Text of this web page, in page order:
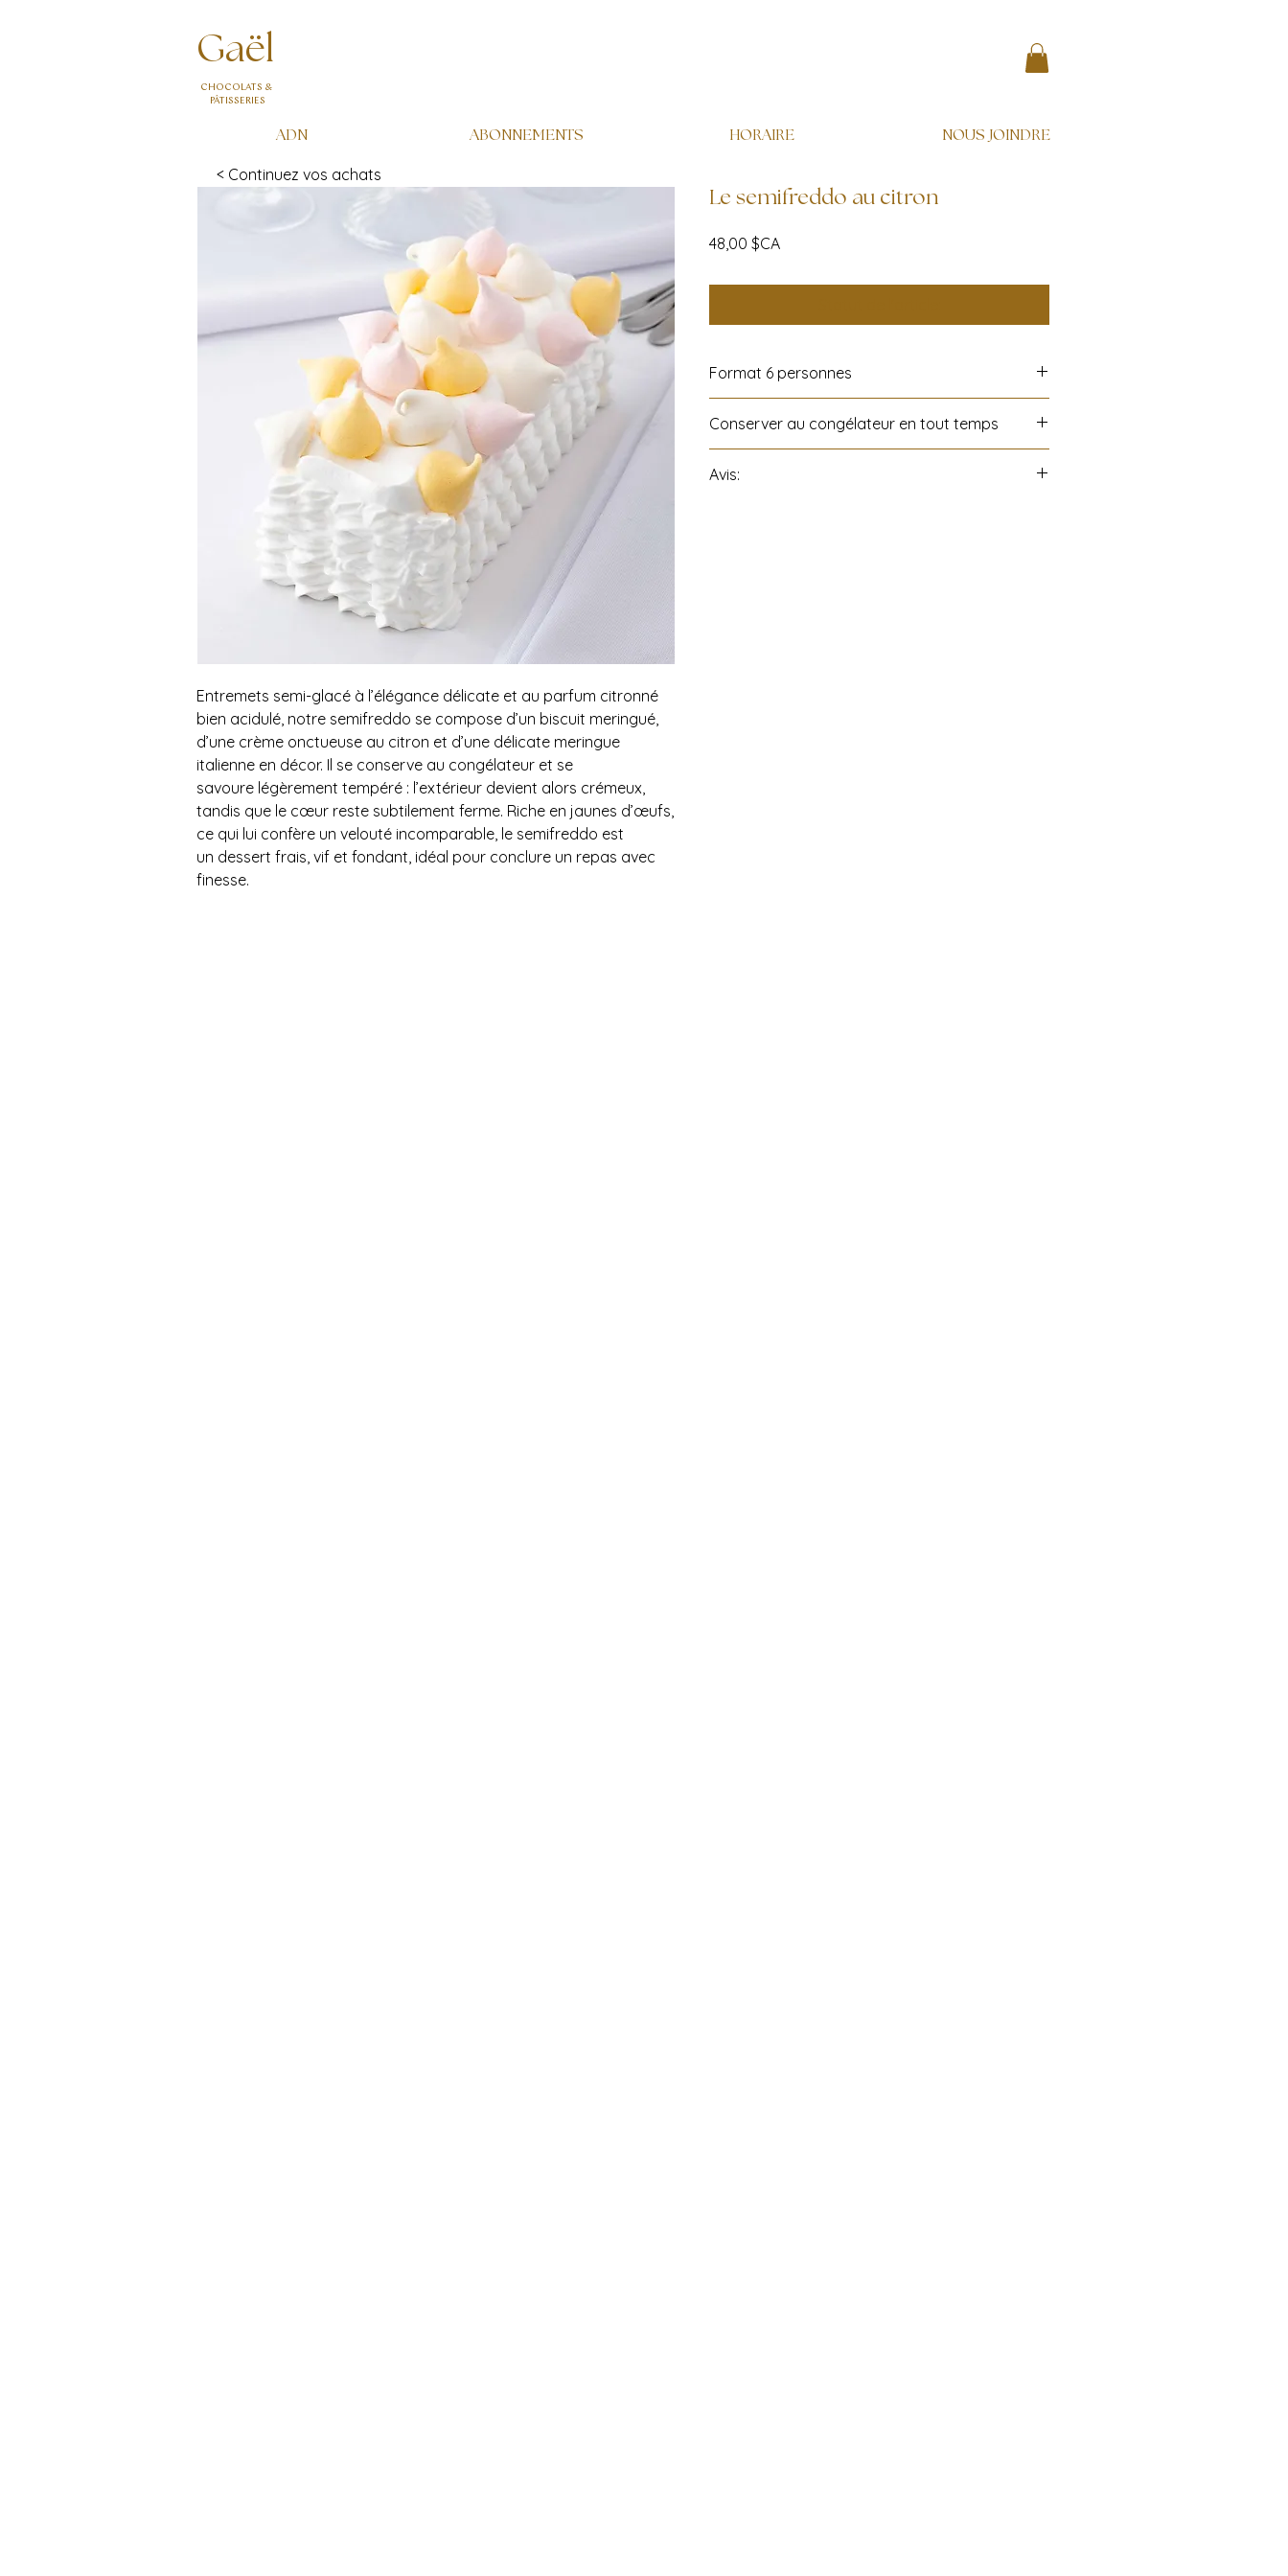
Gaël
CHOCOLATS &
PÂTISSERIES
ADN ABONNEMENTS HORAIRE NOUS JOINDRE
Entremets semi-glacé à l’élégance délicate et au parfum citronné
bien acidulé, notre semifreddo se compose d’un biscuit meringué,
d’une crème onctueuse au citron et d’une délicate meringue
italienne en décor. Il se conserve au congélateur et se
savoure légèrement tempéré : l’extérieur devient alors crémeux,
tandis que le cœur reste subtilement ferme. Riche en jaunes d’œufs,
ce qui lui confère un velouté incomparable, le semifreddo est
un dessert frais, vif et fondant, idéal pour conclure un repas avec
finesse.
Le semifreddo au citron
48,00 $CAPrix
Format 6 personnes
Conserver au congélateur en tout temps
Avis:
< Continuez vos achats